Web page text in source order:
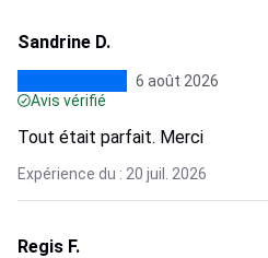
Sandrine D.
6 août 2026
Avis vérifié
Tout était parfait. Merci
Expérience du : 20 juil. 2026
Regis F.